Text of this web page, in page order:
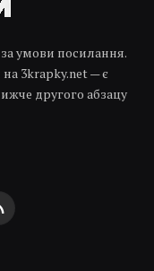
умови посилання.
на 3krapky.net — є
другого абзацу